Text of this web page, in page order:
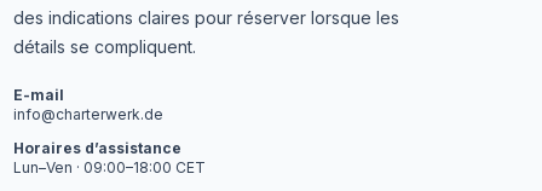
des indications claires pour réserver lorsque les
détails se compliquent.
E-mail
info@charterwerk.de
Horaires d’assistance
Lun–Ven · 09:00–18:00 CET